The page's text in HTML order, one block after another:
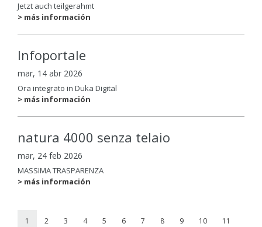
Jetzt auch teilgerahmt
> más información
Infoportale
mar, 14 abr 2026
Ora integrato in Duka Digital
> más información
natura 4000 senza telaio
mar, 24 feb 2026
MASSIMA TRASPARENZA
> más información
1 2 3 4 5 6 7 8 9 10 11